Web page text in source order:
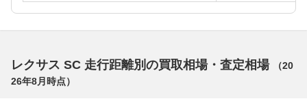
レクサス SC 走行距離別の買取相場・査定相場 （20
26年8月 時点）